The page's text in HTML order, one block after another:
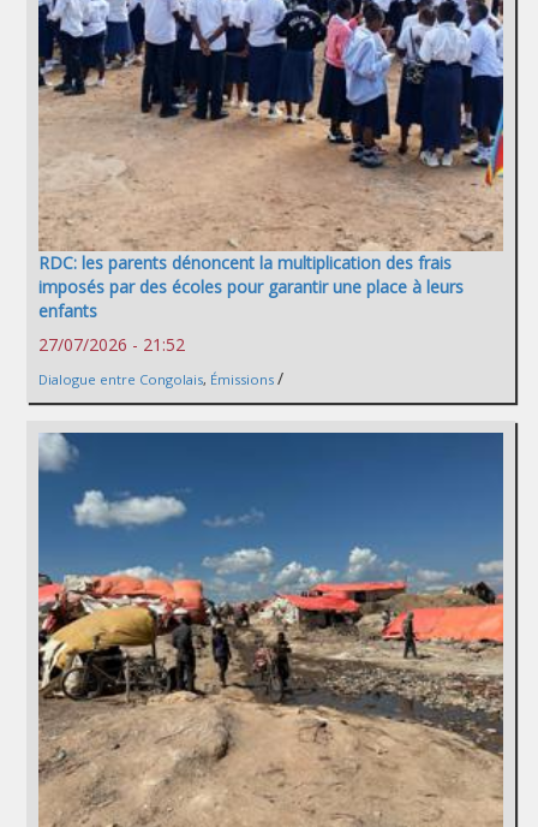
RDC: les parents dénoncent la multiplication des frais
imposés par des écoles pour garantir une place à leurs
enfants
27/07/2026 - 21:52
Dialogue entre Congolais, Émissions /